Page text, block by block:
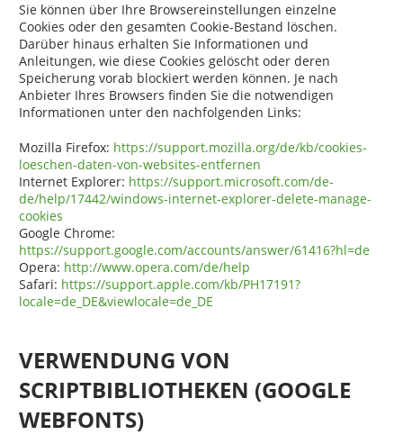
Sie können über Ihre Browsereinstellungen einzelne
Cookies oder den gesamten Cookie-Bestand löschen.
Darüber hinaus erhalten Sie Informationen und
Anleitungen, wie diese Cookies gelöscht oder deren
Speicherung vorab blockiert werden können. Je nach
Anbieter Ihres Browsers finden Sie die notwendigen
Informationen unter den nachfolgenden Links:
Mozilla Firefox: https://support.mozilla.org/de/kb/cookies-
loeschen-daten-von-websites-entfernen
Internet Explorer: https://support.microsoft.com/de-
de/help/17442/windows-internet-explorer-delete-manage-
cookies
Google Chrome:
https://support.google.com/accounts/answer/61416?hl=de
Opera: http://www.opera.com/de/help
Safari: https://support.apple.com/kb/PH17191?
locale=de_DE&viewlocale=de_DE
VERWENDUNG VON
SCRIPTBIBLIOTHEKEN (GOOGLE
WEBFONTS)